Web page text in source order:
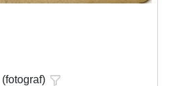
(fotograf)